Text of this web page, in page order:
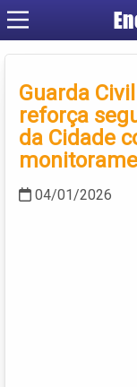
Guarda
reforça
da Cidade
04/01/2026